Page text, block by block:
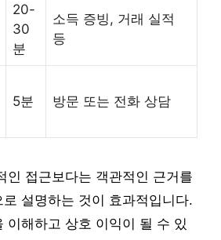
20-
30
분
소득 증빙, 거래 실적
등
5분 방문 또는 전화 상담
인 접근보다는 객관적인 근거를
설명하는 것이 효과적입니다.
이해하고 상호 이익이 될 수 있